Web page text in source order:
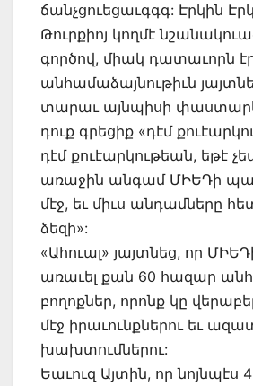
ճանչցուեցաւգգգ: Էրկին
Թուրքիոյ կողմէ
գործով, միակ դատաւորն
անհամաձայնութիւն
տարաւ այնպիսի
դուք գրեցիք «դէմ
դէմ քուէարկութեան, եթէ
առաջին անգամ ՄԻԵԴի
մէջ, եւ միւս անդամները
ձեզի»:
«Ահուալ» յայտնեց, որ
առաւել քան 60 հազար
բողոքներ, որոնք կը
մէջ իրաւունքներու եւ
խախտումներու:
Եաւուզ Այտին, որ նոյնպէս